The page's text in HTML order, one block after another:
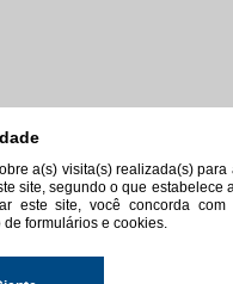
a(s) visita(s) realizada(s) para
site, segundo o que estabelece
este site, você concorda
formulários e cookies.